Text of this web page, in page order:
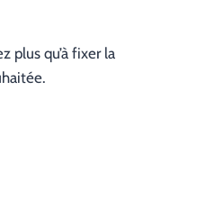
plus qu’à fixer la